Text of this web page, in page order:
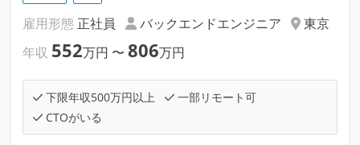
雇用形態 正社員 バックエンドエンジニア
東京
年収 552万円 〜 806万円
下限年収500万円以上
一部リモート可
CTOがいる